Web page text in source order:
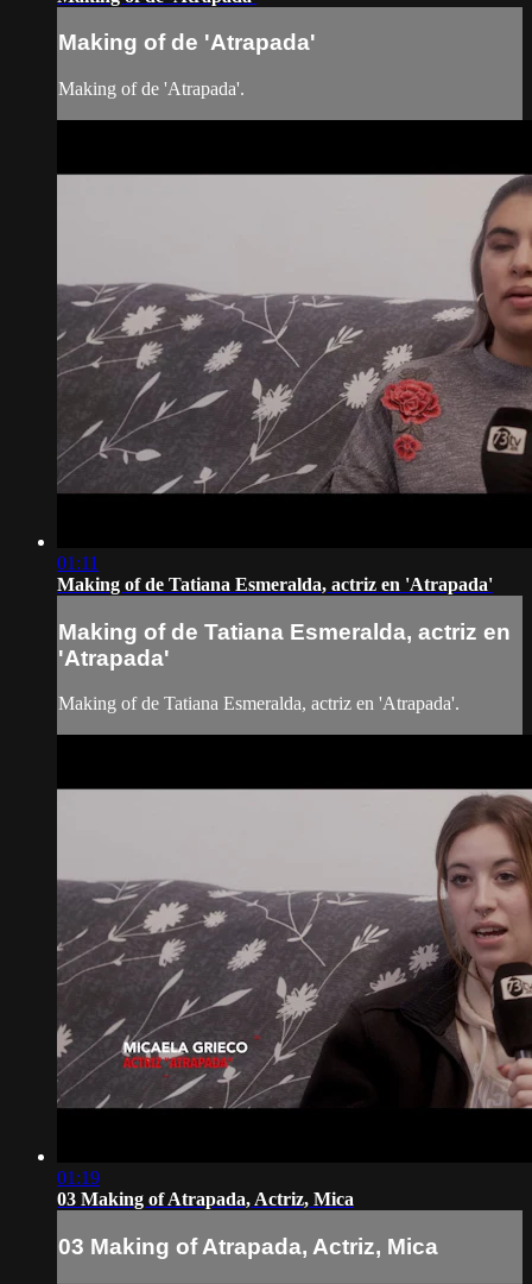
Making of de 'Atrapada'
Making of de 'Atrapada'.
01:11
Making of de Tatiana Esmeralda, actriz en 'Atrapada'
Making of de Tatiana Esmeralda, actriz en
'Atrapada'
Making of de Tatiana Esmeralda, actriz en 'Atrapada'.
01:19
03 Making of Atrapada, Actriz, Mica
03 Making of Atrapada, Actriz, Mica